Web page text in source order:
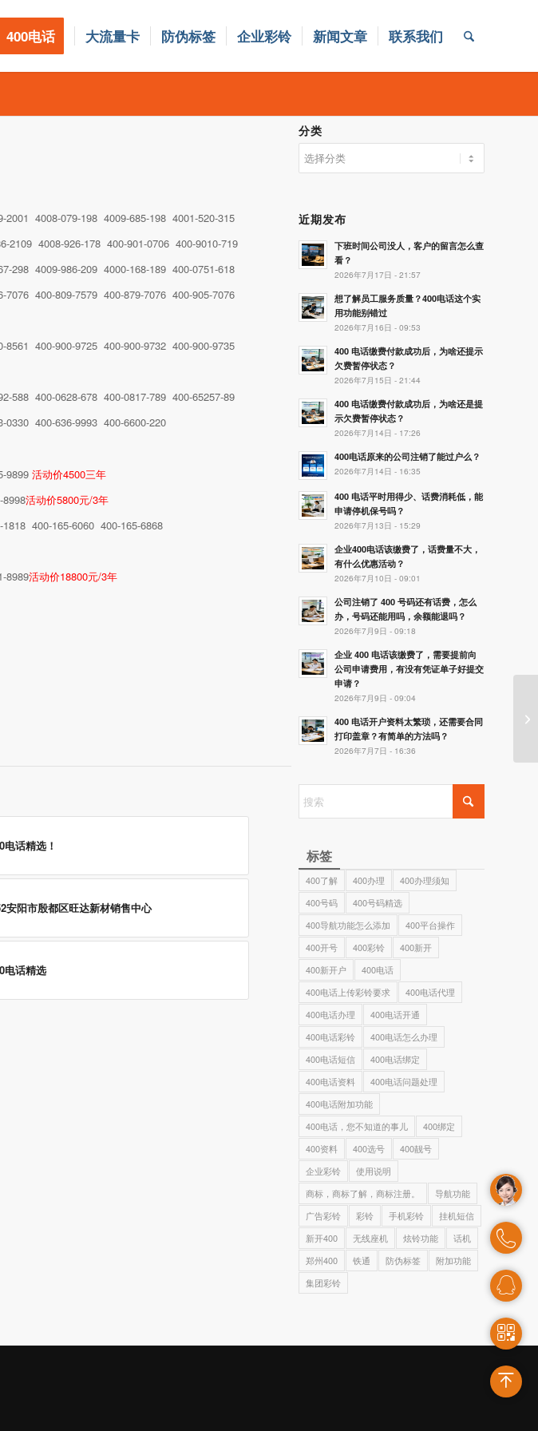
400电话 大流量卡 防伪标签 企业彩铃 新闻文章 联系我们
4008-079-198 4009-685-198 4001-520-315
2109 4008-926-178 400-901-0706 400-9010-719
298 4009-986-209 4000-168-189 400-0751-618
400-809-7579 400-879-7076 400-905-7076
400-900-9725 400-900-9732 400-900-9735
588 400-0628-678 400-0817-789 400-65257-89
0330 400-636-9993 400-6600-220
9899 活动价4500三年
活动价5800元/3年
400-165-6060 400-165-6868
8989活动价18800元/3年
话精选！
安阳市殷都区旺达新材销售中心
电话精选
分类
类
近期发布
下班时间公司没人，客户的留言怎么查
看？
2026年7月17日 - 21:57
想了解员工服务质量？400电话这个实
用功能别错过
2026年7月16日 - 09:53
400 电话缴费付款成功后，为啥还提示
欠费暂停状态？
2026年7月15日 - 21:44
400 电话缴费付款成功后，为啥还是提
示欠费暂停状态？
2026年7月14日 - 17:26
400电话原来的公司注销了能过户么？
2026年7月14日 - 16:35
400 电话平时用得少、话费消耗低，能
申请停机保号吗？
2026年7月13日 - 15:29
企业400电话该缴费了，话费量不大，
有什么优惠活动？
2026年7月10日 - 09:01
公司注销了 400 号码还有话费，怎么
办，号码还能用吗，余额能退吗？
2026年7月9日 - 09:18
企业 400 电话该缴费了，需要提前向
公司申请费用，有没有凭证单子好提交
申请？
2026年7月9日 - 09:04
400 电话开户资料太繁琐，还需要合同
打印盖章？有简单的方法吗？
2026年7月7日 - 16:36
标签
400了解 400办理
400办理须知
400号码
400号码精选
400导航功能怎么添加
400平台操作
400开号
400彩铃
400新开
400新开户
400电话
400电话上传彩铃要求
400电话代理
400电话办理
400电话开通
400电话彩铃
400电话怎么办理
400电话短信
400电话绑定
400电话资料
400电话问题处理
400电话附加功能
400电话，您不知道的事儿
400绑定
400资料
400选号
400靓号
企业彩铃
使用说明
商标，商标了解，商标注册。
导航功能
广告彩铃
彩铃 手机彩铃
挂机短信
新开400
无线座机 炫铃功能
话机
郑州400
铁通 防伪标签
附加功能
集团彩铃